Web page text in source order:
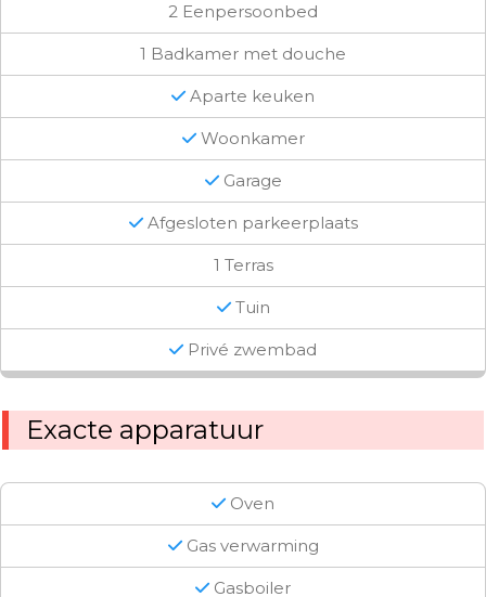
2 Eenpersoonbed
1 Badkamer met douche
Aparte keuken
Woonkamer
Garage
Afgesloten parkeerplaats
1 Terras
Tuin
Privé zwembad
Exacte apparatuur
Oven
Gas verwarming
Gasboiler